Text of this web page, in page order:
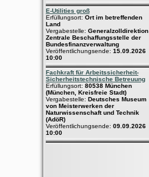
E-Utilities groß
Erfüllungsort: Ort im betreffenden
Land
Vergabestelle: Generalzolldirektion
Zentrale Beschaffungsstelle der
Bundesfinanzverwaltung
Veröffentlichungsende: 15.09.2026
10:00
Fachkraft für Arbeitssicherheit-
Sicherheitstechnische Betreuung
Erfüllungsort: 80538 München
(München, Kreisfreie Stadt)
Vergabestelle: Deutsches Museum
von Meisterwerken der
Naturwissenschaft und Technik
(AdöR)
Veröffentlichungsende: 09.09.2026
10:00